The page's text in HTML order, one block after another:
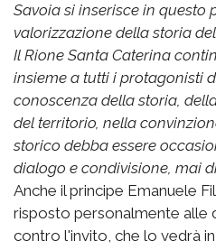
Savoia si inserisce in questo
valorizzazione della storia
Il Rione Santa Caterina
insieme a tutti i protagonisti
conoscenza della storia,
del territorio, nella
storico debba essere
dialogo e condivisione, mai
Anche il principe Emanuele
risposto personalmente alle
contro l'invito, che lo vedrà